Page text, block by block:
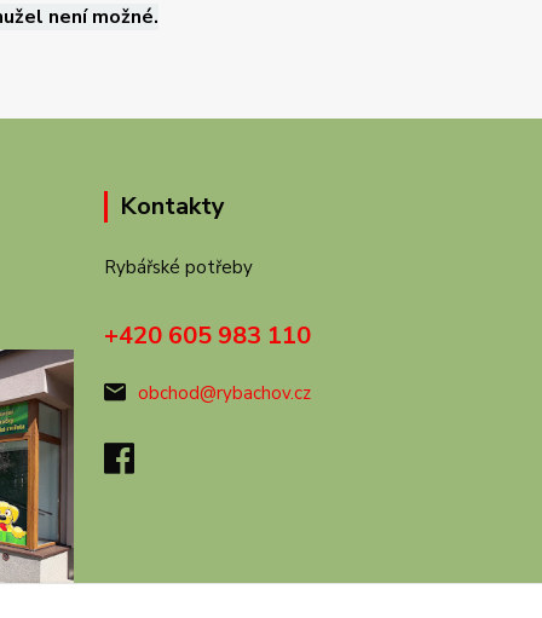
není možné.
Kontakty
Rybářské potřeby
+420 605 983 110
obchod@rybachov.cz